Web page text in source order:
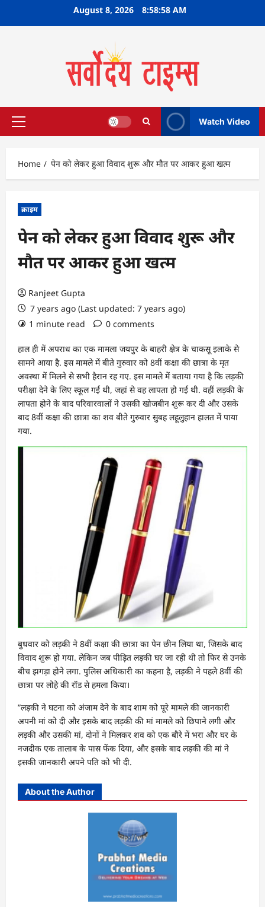
August 8, 2026 8:58:59 AM
Primary
Watch Video
Home पेन को लेकर हुआ विवाद शुरू और मौत पर आकर हुआ खत्म
क्राइम
पेन को लेकर हुआ विवाद शुरू और
मौत पर आकर हुआ खत्म
Ranjeet Gupta
7 years ago (Last updated: 7 years ago)
1 minute read
0 comments
हाल ही में अपराध का एक मामला जयपुर के बाहरी क्षेत्र के चाकसू इलाके से
सामने आया है. इस मामले में बीते गुरुवार को 8वीं कक्षा की छात्रा के मृत
अवस्था में मिलने से सभी हैरान रह गए. इस मामले में बताया गया है कि लड़की
परीक्षा देने के लिए स्कूल गई थी, जहां से वह लापता हो गई थी. वहीं लड़की के
लापता होने के बाद परिवारवालों ने उसकी खोजबीन शुरू कर दी और उसके
बाद 8वीं कक्षा की छात्रा का शव बीते गुरुवार सुबह लहूलुहान हालत में पाया
गया.
बुधवार को लड़की ने 8वीं कक्षा की छात्रा का पेन छीन लिया था, जिसके बाद
विवाद शुरू हो गया. लेकिन जब पीड़ित लड़की घर जा रही थी तो फिर से उनके
बीच झगड़ा होने लगा. पुलिस अधिकारी का कहना है, लड़की ने पहले 8वीं की
छात्रा पर लोहे की रॉड से हमला किया।
”लड़की ने घटना को अंजाम देने के बाद शाम को पूरे मामले की जानकारी
अपनी मां को दी और इसके बाद लड़की की मां मामले को छिपाने लगी और
लड़की और उसकी मां, दोनों ने मिलकर शव को एक बौरे में भरा और घर के
नजदीक एक तालाब के पास फेंक दिया, और इसके बाद लड़की की मां ने
इसकी जानकारी अपने पति को भी दी.
About the Author